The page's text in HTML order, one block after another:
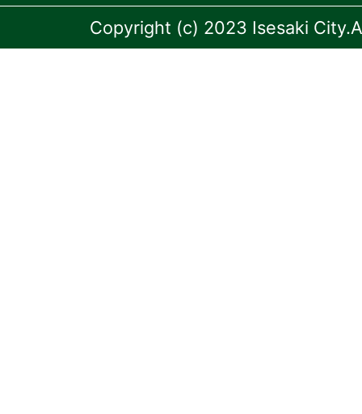
Copyright (c) 2023 Isesaki